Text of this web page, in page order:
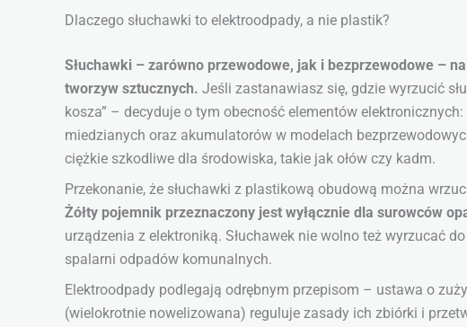
Dlaczego słuchawki to elektroodpady, a nie plastik?
Słuchawki – zarówno przewodowe, jak i bezprzewodowe –
tworzyw sztucznych. Jeśli zastanawiasz się, gdzie wyrzucić
kosza” – decyduje o tym obecność elementów
miedzianych oraz akumulatorów w modelach
ciężkie szkodliwe dla środowiska, takie jak ołów czy kadm.
Przekonanie, że słuchawki z plastikową obudową można
Żółty pojemnik przeznaczony jest wyłącznie dla surowców
urządzenia z elektroniką. Słuchawek nie wolno też wyrzucać
spalarni odpadów komunalnych.
Elektroodpady podlegają odrębnym przepisom – ustawa o
(wielokrotnie nowelizowana) reguluje zasady ich zbiórki i